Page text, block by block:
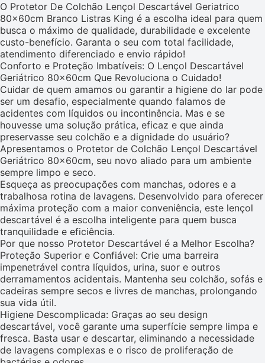
O Protetor De Colchão Lençol Descartável Geriatrico
80x60cm Branco Listras King é a escolha ideal para quem
busca o máximo de qualidade, durabilidade e excelente
custo-benefício. Garanta o seu com total facilidade,
atendimento diferenciado e envio rápido!
Conforto e Proteção Imbatíveis: O Lençol Descartável
Geriátrico 80x60cm Que Revoluciona o Cuidado!
Cuidar de quem amamos ou garantir a higiene do lar pode
ser um desafio, especialmente quando falamos de
acidentes com líquidos ou incontinência. Mas e se
houvesse uma solução prática, eficaz e que ainda
preservasse seu colchão e a dignidade do usuário?
Apresentamos o Protetor de Colchão Lençol Descartável
Geriátrico 80x60cm, seu novo aliado para um ambiente
sempre limpo e seco.
Esqueça as preocupações com manchas, odores e a
trabalhosa rotina de lavagens. Desenvolvido para oferecer
máxima proteção com a maior conveniência, este lençol
descartável é a escolha inteligente para quem busca
tranquilidade e eficiência.
Por que nosso Protetor Descartável é a Melhor Escolha?
Proteção Superior e Confiável: Crie uma barreira
impenetrável contra líquidos, urina, suor e outros
derramamentos acidentais. Mantenha seu colchão, sofás e
cadeiras sempre secos e livres de manchas, prolongando
sua vida útil.
Higiene Descomplicada: Graças ao seu design
descartável, você garante uma superfície sempre limpa e
fresca. Basta usar e descartar, eliminando a necessidade
de lavagens complexas e o risco de proliferação de